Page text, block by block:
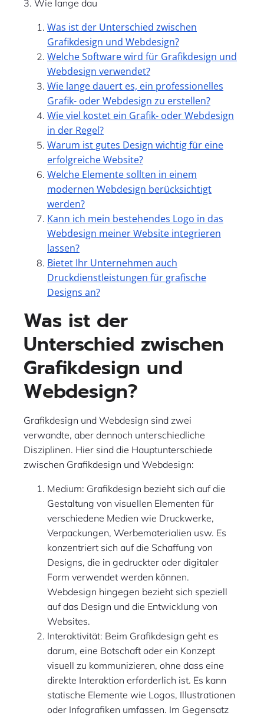
3. Wie lange dau
Was ist der Unterschied zwischen
Grafikdesign und Webdesign?
Welche Software wird für Grafikdesign und
Webdesign verwendet?
Wie lange dauert es, ein professionelles
Grafik- oder Webdesign zu erstellen?
Wie viel kostet ein Grafik- oder Webdesign
in der Regel?
Warum ist gutes Design wichtig für eine
erfolgreiche Website?
Welche Elemente sollten in einem
modernen Webdesign berücksichtigt
werden?
Kann ich mein bestehendes Logo in das
Webdesign meiner Website integrieren
lassen?
Bietet Ihr Unternehmen auch
Druckdienstleistungen für grafische
Designs an?
Was ist der
Unterschied zwischen
Grafikdesign und
Webdesign?
Grafikdesign und Webdesign sind zwei
verwandte, aber dennoch unterschiedliche
Disziplinen. Hier sind die Hauptunterschiede
zwischen Grafikdesign und Webdesign:
Medium: Grafikdesign bezieht sich auf die
Gestaltung von visuellen Elementen für
verschiedene Medien wie Druckwerke,
Verpackungen, Werbematerialien usw. Es
konzentriert sich auf die Schaffung von
Designs, die in gedruckter oder digitaler
Form verwendet werden können.
Webdesign hingegen bezieht sich speziell
auf das Design und die Entwicklung von
Websites.
Interaktivität: Beim Grafikdesign geht es
darum, eine Botschaft oder ein Konzept
visuell zu kommunizieren, ohne dass eine
direkte Interaktion erforderlich ist. Es kann
statische Elemente wie Logos, Illustrationen
oder Infografiken umfassen. Im Gegensatz